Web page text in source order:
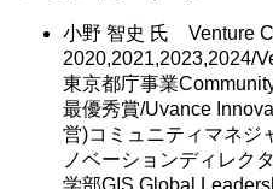
小野 智史 氏 Venture
2020,2021,2023,2024/
東京都庁事業
最優秀賞/Uvance
営)コミュニティマネジ
ノベーションディレク
学部GIS Global